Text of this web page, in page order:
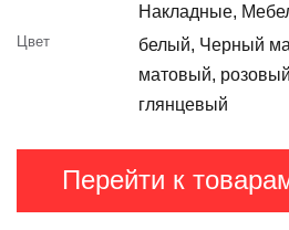
Накладные,
Цвет
белый, Черный
матовый,
глянцевый
Перейти к